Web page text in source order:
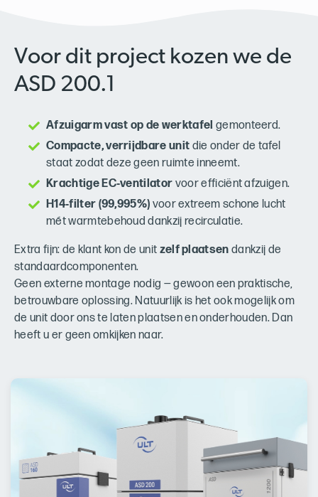
Voor dit project kozen we de
ASD 200.1
Afzuigarm vast op de werktafel gemonteerd.
Compacte, verrijdbare unit die onder de tafel
staat zodat deze geen ruimte inneemt.
Krachtige EC‑ventilator voor efficiënt afzuigen.
H14‑filter (99,995%) voor extreem schone lucht
mét warmtebehoud dankzij recirculatie.
Extra fijn: de klant kon de unit zelf plaatsen dankzij de
standaardcomponenten.
Geen externe montage nodig — gewoon een praktische,
betrouwbare oplossing. Natuurlijk is het ook mogelijk om
de unit door ons te laten plaatsen en onderhouden. Dan
heeft u er geen omkijken naar.